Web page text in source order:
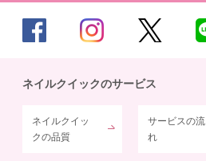
ネイルクイックのサービス
ネイルクイッ
クの品質
サービスの流
れ